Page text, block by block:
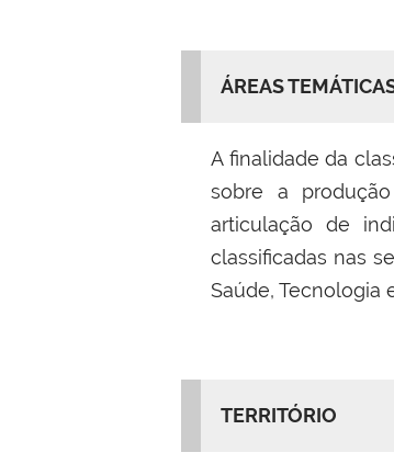
ÁREAS
A finalidade da
sobre a
articulação de
classificadas nas
Saúde, Tecnologia
TERRITÓRIO